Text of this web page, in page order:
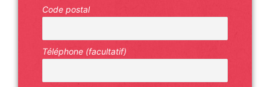
Code postal
Téléphone (facultatif)